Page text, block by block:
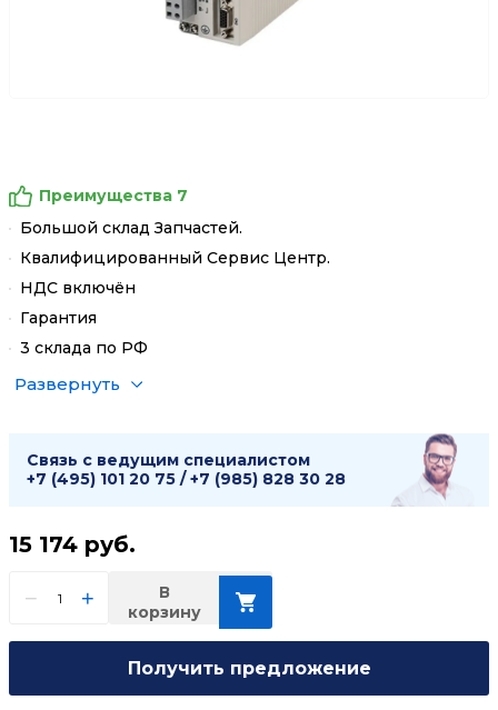
Преимущества 7
Большой склад Запчастей.
Квалифицированный Сервис Центр.
НДС включён
Гарантия
3 склада по РФ
Развернуть
Связь с ведущим специалистом
+7 (495) 101 20 75 /+7 (985) 828 30 28
15 174 руб.
− +
В
корзину
Получить предложение